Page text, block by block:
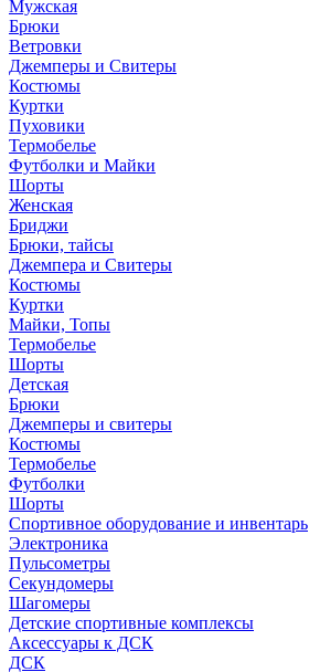
Мужская
Брюки
Ветровки
Джемперы и Свитеры
Костюмы
Куртки
Пуховики
Термобелье
Футболки и Майки
Шорты
Женская
Бриджи
Брюки, тайсы
Джемпера и Свитеры
Костюмы
Куртки
Майки, Топы
Термобелье
Шорты
Детская
Брюки
Джемперы и свитеры
Костюмы
Термобелье
Футболки
Шорты
Спортивное оборудование и инвентарь
Электроника
Пульсометры
Секундомеры
Шагомеры
Детские спортивные комплексы
Аксессуары к ДСК
ДСК